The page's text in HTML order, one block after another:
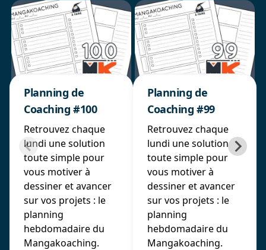
Planning de
Coaching #100
Retrouvez chaque
lundi une solution
toute simple pour
vous motiver à
dessiner et avancer
sur vos projets : le
planning
hebdomadaire du
Mangakoaching.
Planning de
Coaching #99
Retrouvez chaque
lundi une solution
toute simple pour
vous motiver à
dessiner et avancer
sur vos projets : le
planning
hebdomadaire du
Mangakoaching.